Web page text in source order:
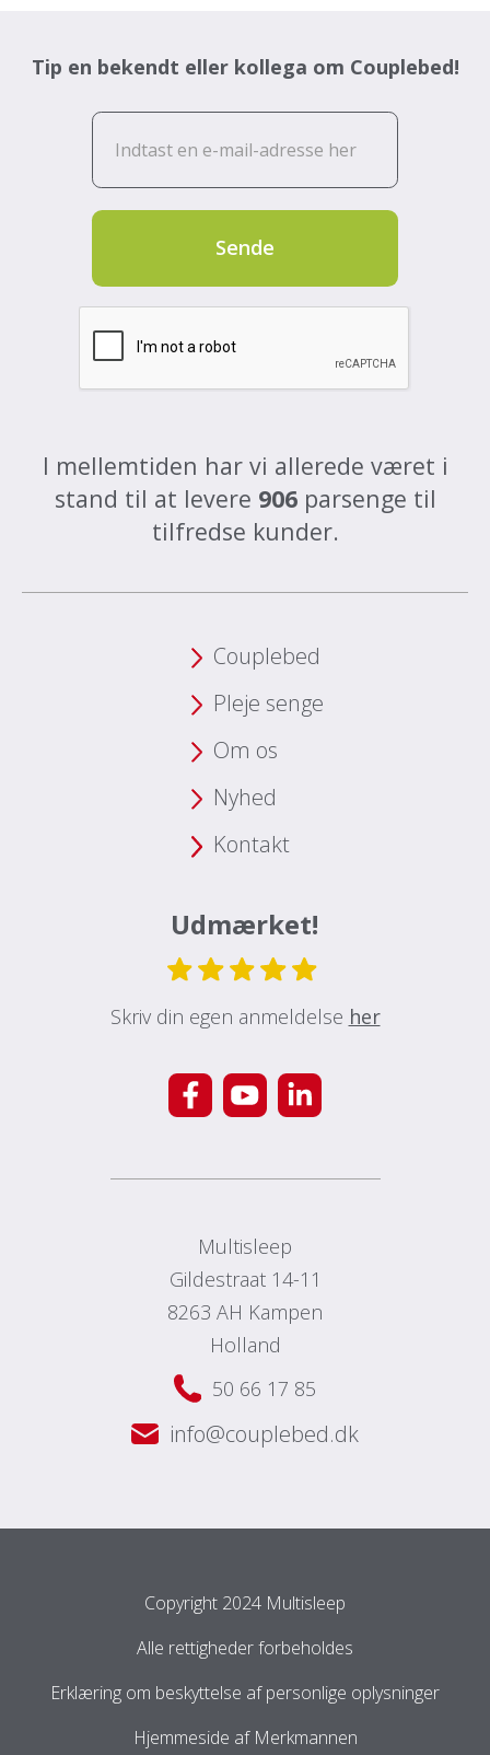
Tip en bekendt eller kollega om Couplebed!
I mellemtiden har vi allerede været i
stand til at levere 906parsenge til
tilfredse kunder.
Couplebed
Pleje senge
Om os
Nyhed
Kontakt
Udmærket!
Skriv din egen anmeldelse her
Multisleep
Gildestraat 14-11
8263 AH Kampen
Holland
50 66 17 85
info@couplebed.dk
Copyright 2024 Multisleep
Alle rettigheder forbeholdes
Erklæring om beskyttelse af personlige oplysninger
Hjemmeside af Merkmannen